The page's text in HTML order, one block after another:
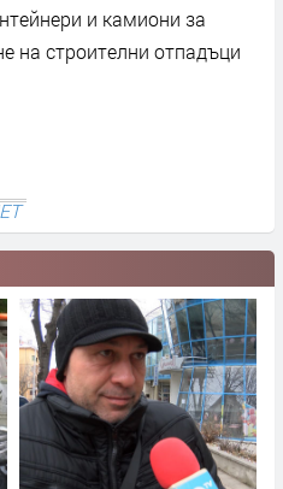
и камиони за
на строителни отпадъци